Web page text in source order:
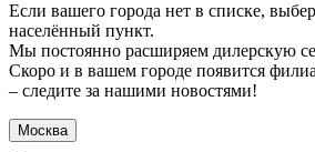
Если вашего города нет в списке,
населённый пункт.
Мы постоянно расширяем дилерскую
Скоро и в вашем городе появится
– следите за нашими новостями!
Москва